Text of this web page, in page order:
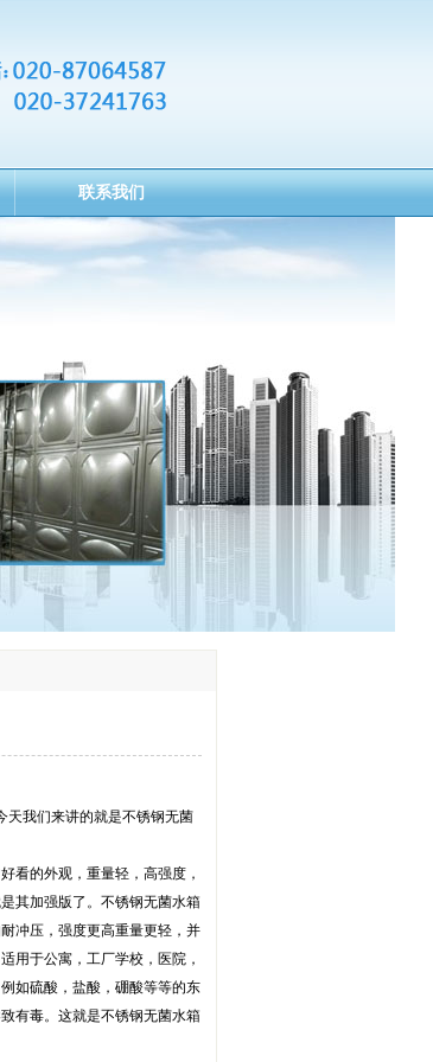
联系我们
天我们来讲的就是不锈钢无菌
看的外观，重量轻，高强度，
其加强版了。不锈钢无菌水箱
冲压，强度更高重量更轻，并
用于公寓，工厂学校，医院，
如硫酸，盐酸，硼酸等等的东
有毒。这就是不锈钢无菌水箱